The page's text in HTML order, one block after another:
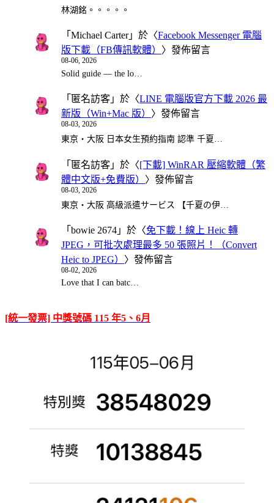
林湖銘。。。。。
「 Michael Carter」於〈Facebook Messenger 電腦
版下載（FB傳訊軟體）
〉發佈留言
08-06, 2026
Solid guide — the lo…
「 匿名訪客 」於〈LINE 電腦版官方下載 2026 最
新版（Win+Mac 版） 〉發佈留言
08-03, 2026
東京・大阪 日本女生預約指南 認準 千夏…
「 匿名訪客 」於〈[下載] WinRAR 壓縮軟體（繁
體中文版+免費版） 〉發佈留言
08-03, 2026
東京・大阪 高級派遣サービス 【千夏の伊…
「 bowie 2674 」於〈免下載！線上 Heic 轉
JPEG，可批次處理最多 50 張照片！（Convert
Heic to JPEG） 〉發佈留言
08-02, 2026
Love that I can batc…
[統一發票] 中獎號碼 115 年5、6月